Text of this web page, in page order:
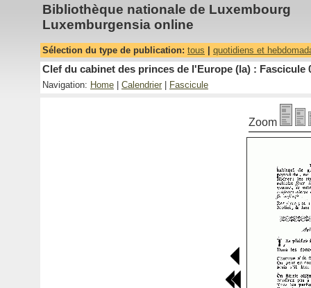
Bibliothèque nationale de Luxembourg
Luxemburgensia online
Sélection du type de publication: tous quotidiens et
Clef du cabinet des princes de l'Europe (la) : Fascicule
Navigation: Home Calendrier Fascicule
Zoom